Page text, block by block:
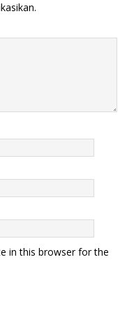
in this browser for the